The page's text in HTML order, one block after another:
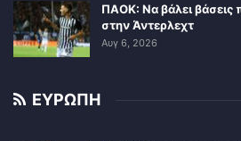
ΠΑΟΚ: Να βάλει βάσεις
στην Άντερλεχτ
Αυγ 6, 2026
ΕΥΡΩΠΗ